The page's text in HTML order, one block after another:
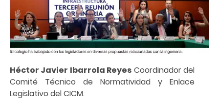
Héctor Javier Ibarrola Reyes Coordinador del
Comité Técnico de Normatividad y Enlace
Legislativo del CICM.